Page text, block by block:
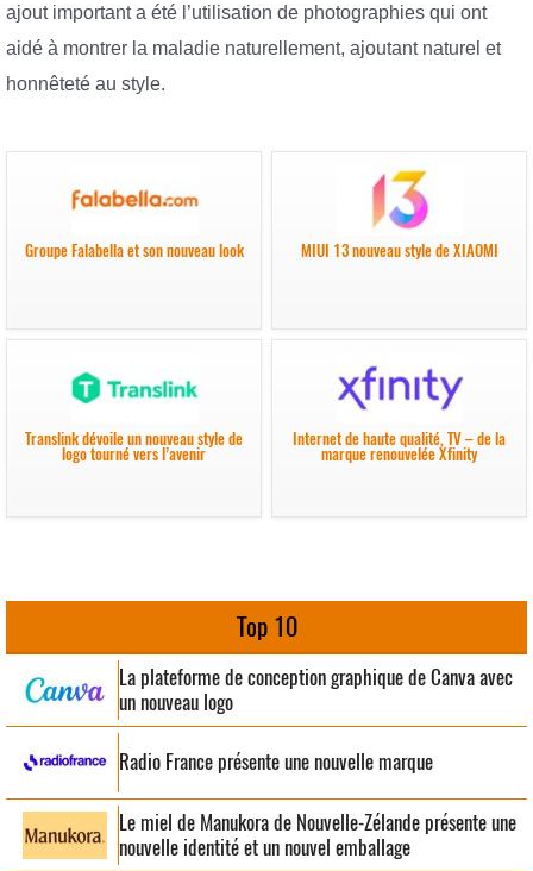
ajout important a été l’utilisation de photographies qui ont
aidé à montrer la maladie naturellement, ajoutant naturel et
honnêteté au style.
Groupe Falabella et son nouveau look MIUI 13 nouveau style de XIAOMI
Translink dévoile un nouveau style de
logo tourné vers l’avenir
Internet de haute qualité, TV – de la
marque renouvelée Xfinity
Top 10
La plateforme de conception graphique de Canva avec
un nouveau logo
Radio France présente une nouvelle marque
Le miel de Manukora de Nouvelle-Zélande présente une
nouvelle identité et un nouvel emballage